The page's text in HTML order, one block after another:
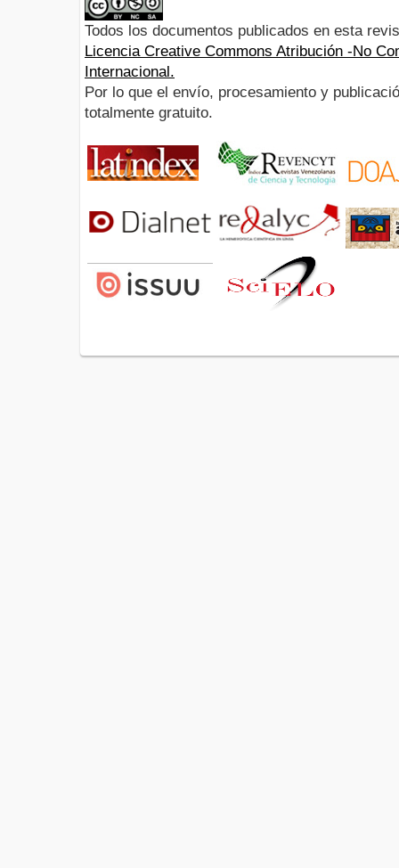
Todos los documentos publicados en esta
Licencia Creative Commons Atribución -No
Internacional.
Por lo que el envío, procesamiento y
totalmente gratuito.